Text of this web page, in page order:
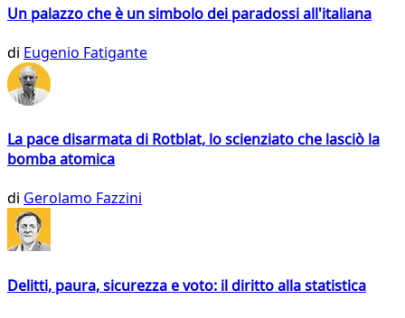
Un palazzo che è un simbolo dei paradossi all'italiana
di Eugenio Fatigante
La pace disarmata di Rotblat, lo scienziato che lasciò la
bomba atomica
di Gerolamo Fazzini
Delitti, paura, sicurezza e voto: il diritto alla statistica